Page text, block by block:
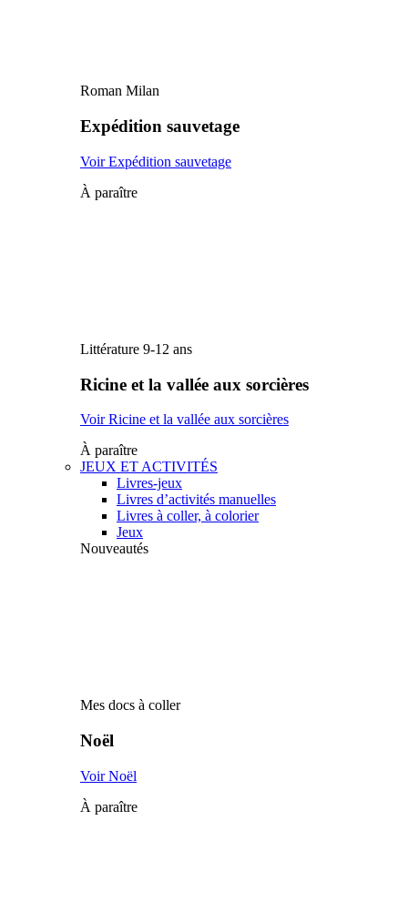
Roman Milan
Expédition sauvetage
Voir Expédition sauvetage
À paraître
Littérature 9-12 ans
Ricine et la vallée aux sorcières
Voir Ricine et la vallée aux sorcières
À paraître
JEUX ET ACTIVITÉS
Livres-jeux
Livres d’activités manuelles
Livres à coller, à colorier
Jeux
Nouveautés
Mes docs à coller
Noël
Voir Noël
À paraître